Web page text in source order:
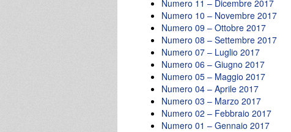
Numero 11 – Dicembre 2017
Numero 10 – Novembre 2017
Numero 09 – Ottobre 2017
Numero 08 – Settembre 2017
Numero 07 – Luglio 2017
Numero 06 – Giugno 2017
Numero 05 – Maggio 2017
Numero 04 – Aprile 2017
Numero 03 – Marzo 2017
Numero 02 – Febbraio 2017
Numero 01 – Gennaio 2017